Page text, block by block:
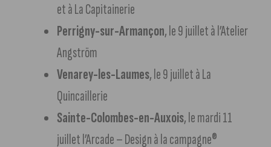
et à La Capitainerie
Perrigny-sur-Armançon, le 9 juillet à l’Atelier
Angström
Venarey-les-Laumes, le 9 juillet à La
Quincaillerie
Sainte-Colombes-en-Auxois, le mardi 11
juillet l’Arcade – Design à la campagne®